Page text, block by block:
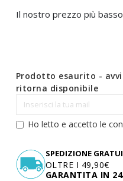
Il nostro prezzo più
Prodotto esaurito -
ritorna disponibile
Ho letto e accetto le
SPEDIZIONE
OLTRE I 49,90€
GARANTITA IN